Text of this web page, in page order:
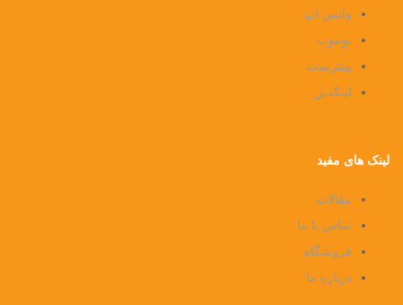
واتس اپ
یوتیوب
پینترست
لینکدین
لینک های مفید
مقالات
تماس با ما
فروشگاه
درباره ما